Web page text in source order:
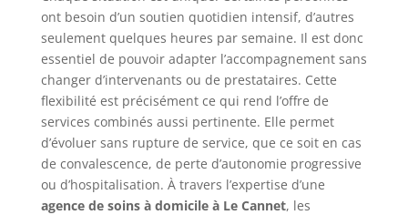
ont besoin d’un soutien quotidien intensif, d’autres
seulement quelques heures par semaine. Il est donc
essentiel de pouvoir adapter l’accompagnement sans
changer d’intervenants ou de prestataires. Cette
flexibilité est précisément ce qui rend l’offre de
services combinés aussi pertinente. Elle permet
d’évoluer sans rupture de service, que ce soit en cas
de convalescence, de perte d’autonomie progressive
ou d’hospitalisation. À travers l’expertise d’une
agence de soins à domicile à Le Cannet, les